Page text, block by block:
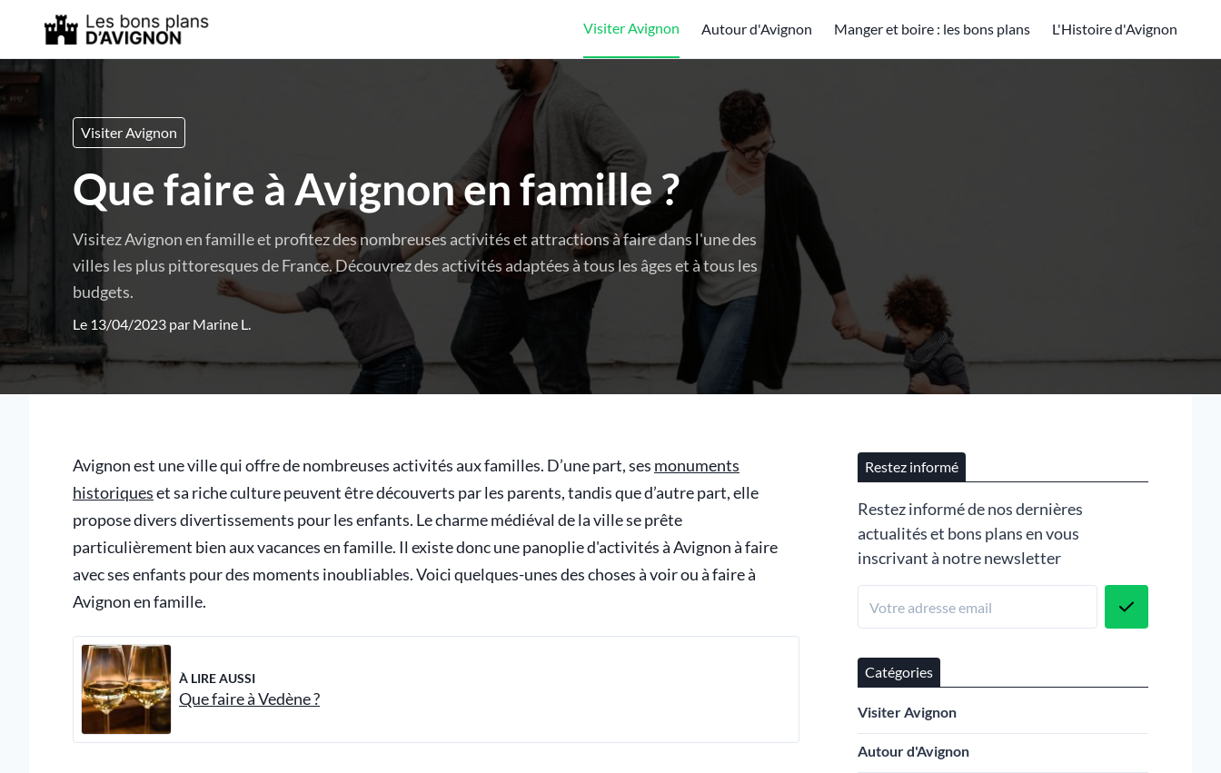
Visiter Avignon Autour d'Avignon Manger et boire : les bons plans L'Histoire d'Avignon
Visiter Avignon
Que faire à Avignon en famille ?
Visitez Avignon en famille et profitez des nombreuses activités et attractions à faire dans l'une des
villes les plus pittoresques de France. Découvrez des activités adaptées à tous les âges et à tous les
budgets.
Le 13/04/2023 par Marine L.
Avignon est une ville qui offre de nombreuses activités aux familles. D’une part, ses monuments
historiqueset sa riche culture peuvent être découverts par les parents, tandis que d’autre part, elle
propose divers divertissements pour les enfants. Le charme médiéval de la ville se prête
particulièrement bien aux vacances en famille. Il existe donc une panoplie d'activités à Avignon à faire
avec ses enfants pour des moments inoubliables. Voici quelques-unes des choses à voir ou à faire à
Avignon en famille.
À LIRE AUSSI
Que faire à Vedène ?
Restez informé
Restez informé de nos dernières
actualités et bons plans en vous
inscrivant à notre newsletter
Catégories
Visiter Avignon
Autour d'Avignon